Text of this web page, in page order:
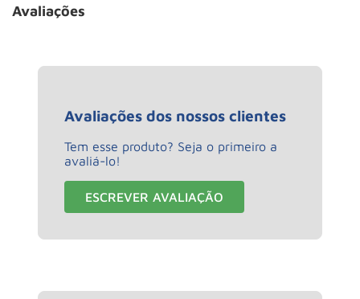
Avaliações
Avaliações dos nossos clientes
Tem esse produto? Seja o primeiro a
avaliá-lo!
ESCREVER AVALIAÇÃO